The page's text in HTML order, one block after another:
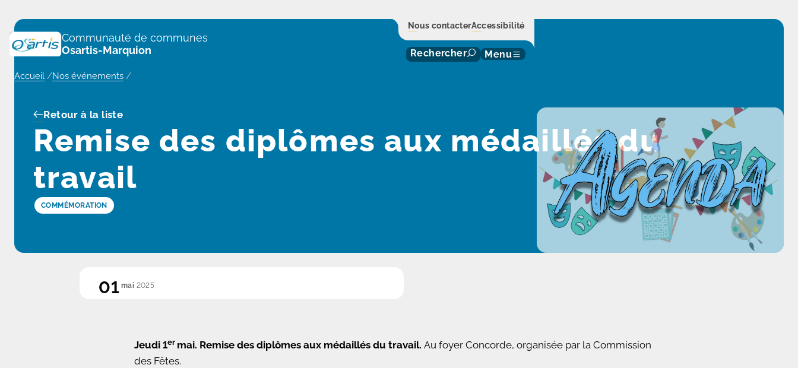
Communauté de communes
Osartis-Marquion
Nous contacterAccessibilité
Rechercher Menu
Accueil /Nos événements /
Remise des diplômes aux médaillés du
travail
Retour à la liste
COMMÉMORATION
01 mai 2025
Jeudi 1er mai. Remise des diplômes aux médaillés du travail. Au foyer Concorde, organisée par la Commission
des Fêtes.